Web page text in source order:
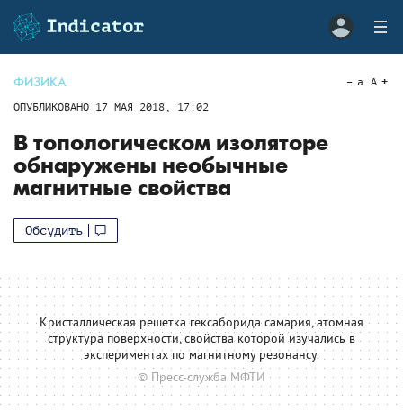
ФИЗИКА
ОПУБЛИКОВАНО 17 МАЯ 2018, 17:02
a A
В топологическом изоляторе
обнаружены необычные
магнитные свойства
Обсудить
Кристаллическая решетка гексаборида самария, атомная
структура поверхности, свойства которой изучались в
экспериментах по магнитному резонансу.
© Пресс-служба МФТИ